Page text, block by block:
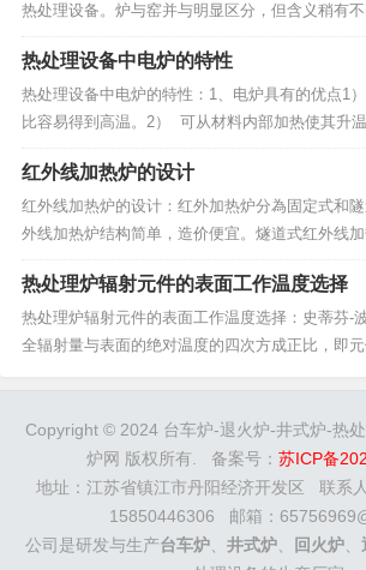
热处理设备。炉与窑并与明显区分，但含义稍有
一般用来完成各种工件或材料的加热、熔炼、热
的热工设备称为炉，而用于硅酸盐工业的加热设备
常统称为“热处理炉”。随着不同生产工艺的需要，
热处理设备中电炉的特性
热处理设备中电炉的特性：1、电炉具有的优点1
比容易得到高温。2） 可从材料内部加热使其升
氛炉和真空炉中使用。4） 电炉没有燃料炉的排
高。5） 容易控制温度，便于遥控、细调。6）...
红外线加热炉的设计
红外线加热炉的设计：红外加热炉分為固定式和
外线加热炉结构简单，造价便宜。燧道式红外线
工件的输送装置，结构较复杂，投资较大，但其
式。随著工业生產的向专业化发展，隧道式红外加
的型式。根据不同的加热曲线，常把隧道式红外
热处理炉辐射元件的表面工作温度选择
热处理炉辐射元件的表面工作温度选择：史蒂芬-
全辐射量与表面的绝对温度的四次方成正比，即
其单色辐射强度的峰值波长要向短波方...
Copyright © 2024 台车炉-退火炉-井式炉-热
炉网 版权所有. 备案号： 苏ICP备
地址：江苏省镇江市丹阳经济开发区 联系
15850446306 邮箱：
公司是研发与生产台车炉 井式炉 回火炉